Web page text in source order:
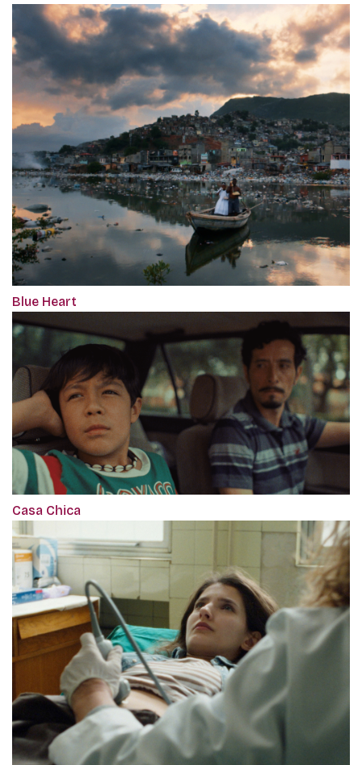
Blue Heart
Casa Chica